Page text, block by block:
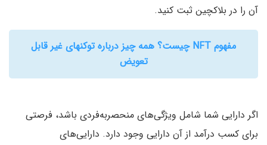
آن را در بلاکچین ثبت کنید.
مفهوم NFT چیست؟ همه چیز درباره توکنهای غیر قابل
تعویض
اگر دارایی شما شامل ویژگی‌های منحصربه‌فردی باشد، فرصتی
برای کسب درآمد از آن دارایی وجود دارد. دارایی‌های